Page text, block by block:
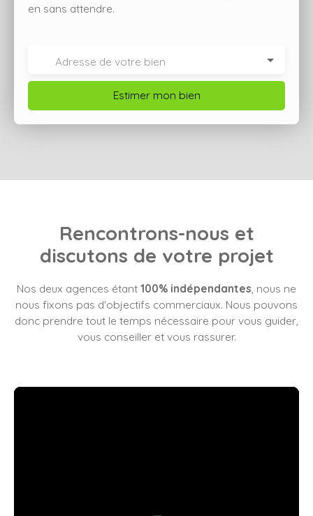
en sans attendre.
Adresse de votre bien
Estimer mon bien
Rencontrons-nous et
discutons de votre projet
Nos deux agences étant 100% indépendantes , nous ne
nous fixons pas d'objectifs commerciaux. Nous pouvons
donc prendre tout le temps nécessaire pour vous guider,
vous conseiller et vous rassurer.